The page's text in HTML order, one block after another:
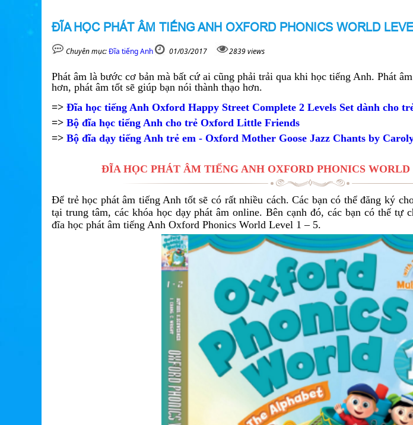
ĐĨA HỌC PHÁT ÂM TIẾNG ANH OXFORD PHONICS WORLD
Chuyên mục:Đĩa tiếng Anh 01/03/2017 2839 views
Phát âm là bước cơ bản mà bất cứ ai cũng phải trải qua khi học tiếng Anh. Phát
hơn, phát âm tốt sẽ giúp bạn nói thành thạo hơn.
=> Đĩa học tiếng Anh Oxford Happy Street Complete 2 Levels Set dành cho
=> Bộ đĩa học tiếng Anh cho trẻ Oxford Little Friends
=> Bộ đĩa dạy tiếng Anh trẻ em - Oxford Mother Goose Jazz Chants by
ĐĨA HỌC PHÁT ÂM TIẾNG ANH OXFORD PHONICS WORLD
Để trẻ học phát âm tiếng Anh tốt sẽ có rất nhiều cách. Các bạn có thể đăng ký
tại trung tâm, các khóa học dạy phát âm online. Bên cạnh đó, các bạn có thể tự
đĩa học phát âm tiếng Anh Oxford Phonics World Level 1 – 5.